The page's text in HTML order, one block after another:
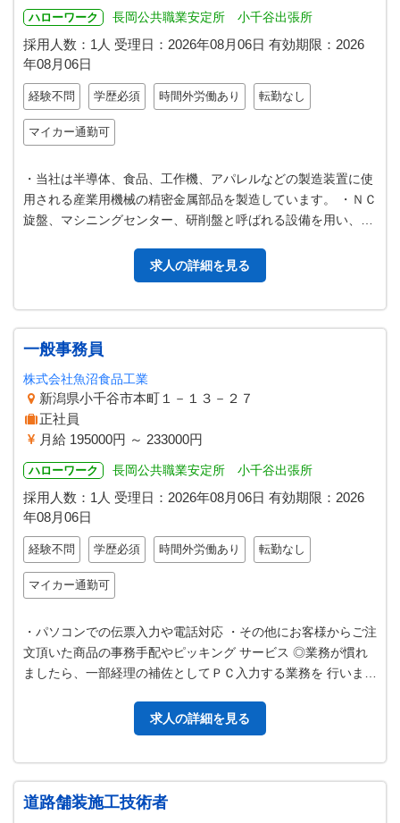
ハローワーク 長岡公共職業安定所 小千谷出張所
採用人数：1人 受理日： 2026年08月06日 有効期限： 2026
年08月06日
経験不問 学歴必須 時間外労働あり 転勤なし
マイカー通勤可
・当社は半導体、食品、工作機、アパレルなどの製造装置に使
用される産業用機械の精密金属部品を製造しています。 ・ＮＣ
旋盤、マシニングセンター、研削盤と呼ばれる設備を用い、
求人の詳細を見る
一般事務員
株式会社魚沼食品工業
新潟県小千谷市本町１－１３－２７
正社員
月給 195000円 ～ 233000円
ハローワーク 長岡公共職業安定所 小千谷出張所
採用人数：1人 受理日： 2026年08月06日 有効期限： 2026
年08月06日
経験不問 学歴必須 時間外労働あり 転勤なし
マイカー通勤可
・パソコンでの伝票入力や電話対応 ・その他にお客様からご注
文頂いた商品の事務手配やピッキング サービス ◎業務が慣れ
ましたら、一部経理の補佐としてＰＣ入力する業務を 行いま
求人の詳細を見る
道路舗装施工技術者